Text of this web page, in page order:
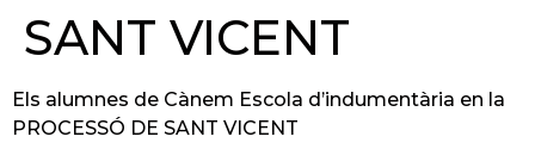
SANT VICENT
Els alumnes de Cànem Escola d’indumentària en la
PROCESSÓ DE SANT VICENT